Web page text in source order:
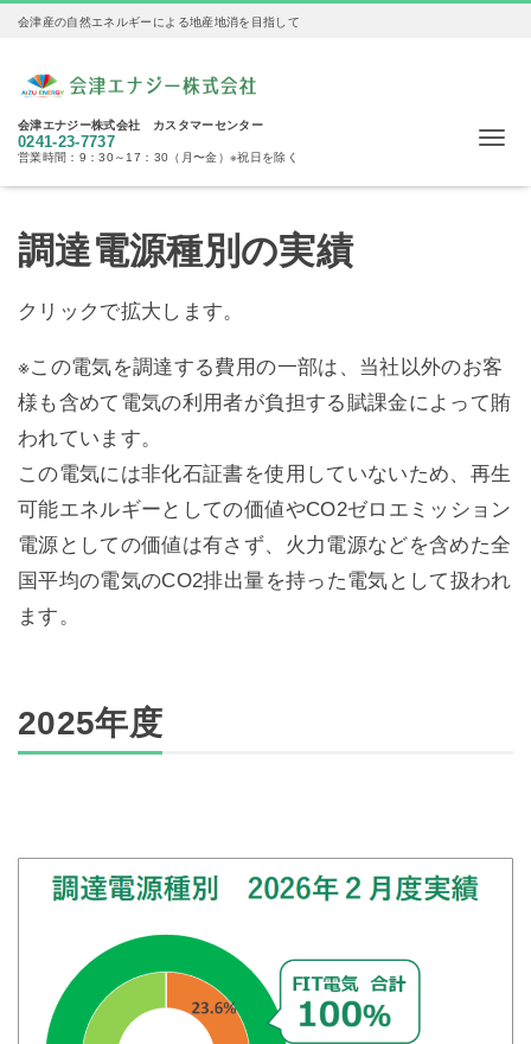
会津産の自然エネルギーによる地産地消を目指して
会津エナジー株式会社 カスタマーセンター
0241-23-7737
営業時間：9：30～17：30（月〜金）※祝日を除く
調達電源種別の実績
クリックで拡大します。
※この電気を調達する費用の一部は、当社以外のお客
様も含めて電気の利用者が負担する賦課金によって賄
われています。
この電気には非化石証書を使用していないため、再生
可能エネルギーとしての価値やCO2ゼロエミッション
電源としての価値は有さず、火力電源などを含めた全
国平均の電気のCO2排出量を持った電気として扱われ
ます。
2025年度